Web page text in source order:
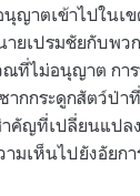
ญาตเข้าไปในเ
ยเปรมชัยกับพว
ที่ไม่อนุญาต กา
กกระดูกสัตว์ป่า
ญที่เปลี่ยนแปล
มเห็นไปยังอัยกา